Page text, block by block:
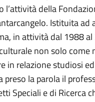
della
Istituita
in attività dal 1988
non solo come
in relazione studiosi
preso la parola il
Speciali e di